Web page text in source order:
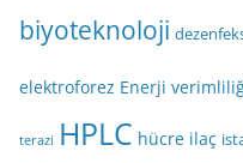
biyoteknoloji
elektroforez Enerji
terazi HPLC hücre ilaç